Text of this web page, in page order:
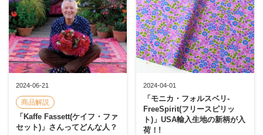
2024-06-21
商品解説
「Kaffe Fassett(ケイフ・ファ
セット)」さんってどんな人？
2024-04-01
「モニカ・フォルスベリ-
FreeSpirit(フリースピリッ
ト)」USA輸入生地の新柄が入
荷！!